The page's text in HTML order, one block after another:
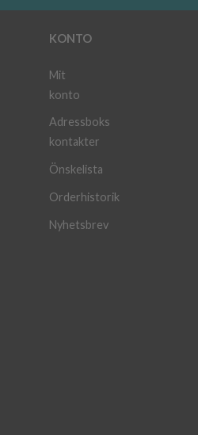
KONTO
Mit
konto
Adressboks
kontakter
Önskelista
Orderhistorik
Nyhetsbrev